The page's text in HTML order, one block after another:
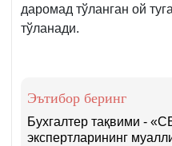
даромад тўланган ой
тўланади.
Эътибор беринг
Бухгалтер тақвими -
экспертларининг